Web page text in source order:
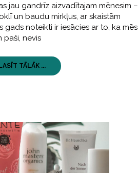
jau gandrīz aizvadītajam mēnesim –
un baudu mirkļus, ar skaistām
gads noteikti ir iesācies ar to, ka mēs
paši, nevis
TĀLĀK ...